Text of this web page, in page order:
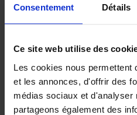
Consentement Détails
Ce site web utilise des
Les cookies nous permettent
et les annonces, d'offrir des
médias sociaux et d'analyser
partageons également des
Business
Jochen Roef
Couverture